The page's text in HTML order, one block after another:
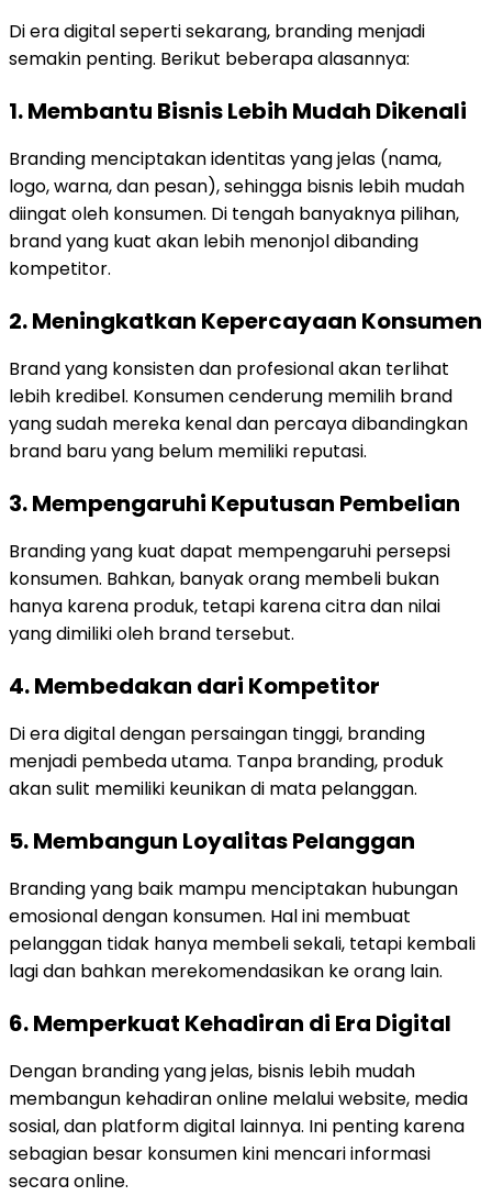
Di era digital seperti sekarang, branding menjadi
semakin penting. Berikut beberapa alasannya:
1. Membantu Bisnis Lebih Mudah Dikenali
Branding menciptakan identitas yang jelas (nama,
logo, warna, dan pesan), sehingga bisnis lebih mudah
diingat oleh konsumen. Di tengah banyaknya pilihan,
brand yang kuat akan lebih menonjol dibanding
kompetitor.
2. Meningkatkan Kepercayaan Konsumen
Brand yang konsisten dan profesional akan terlihat
lebih kredibel. Konsumen cenderung memilih brand
yang sudah mereka kenal dan percaya dibandingkan
brand baru yang belum memiliki reputasi.
3. Mempengaruhi Keputusan Pembelian
Branding yang kuat dapat mempengaruhi persepsi
konsumen. Bahkan, banyak orang membeli bukan
hanya karena produk, tetapi karena citra dan nilai
yang dimiliki oleh brand tersebut.
4. Membedakan dari Kompetitor
Di era digital dengan persaingan tinggi, branding
menjadi pembeda utama. Tanpa branding, produk
akan sulit memiliki keunikan di mata pelanggan.
5. Membangun Loyalitas Pelanggan
Branding yang baik mampu menciptakan hubungan
emosional dengan konsumen. Hal ini membuat
pelanggan tidak hanya membeli sekali, tetapi kembali
lagi dan bahkan merekomendasikan ke orang lain.
6. Memperkuat Kehadiran di Era Digital
Dengan branding yang jelas, bisnis lebih mudah
membangun kehadiran online melalui website, media
sosial, dan platform digital lainnya. Ini penting karena
sebagian besar konsumen kini mencari informasi
secara online.